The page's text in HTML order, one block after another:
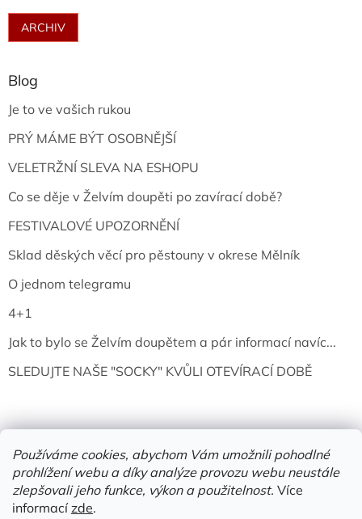
Používáme cookies, abychom Vám umožnili pohodlné
prohlížení webu a díky analýze provozu webu neustále
zlepšovali jeho funkce, výkon a použitelnost. Více
informacízde.
ARCHIV
Blog
Je to ve vašich rukou
PRÝ MÁME BÝT OSOBNĚJŠÍ
VELETRŽNÍ SLEVA NA ESHOPU
Co se děje v Želvím doupěti po zavírací době?
FESTIVALOVÉ UPOZORNĚNÍ
Sklad děských věcí pro pěstouny v okrese Mělník
O jednom telegramu
4+1
Jak to bylo se Želvím doupětem a pár informací navíc...
SLEDUJTE NAŠE "SOCKY" KVŮLI OTEVÍRACÍ DOBĚ